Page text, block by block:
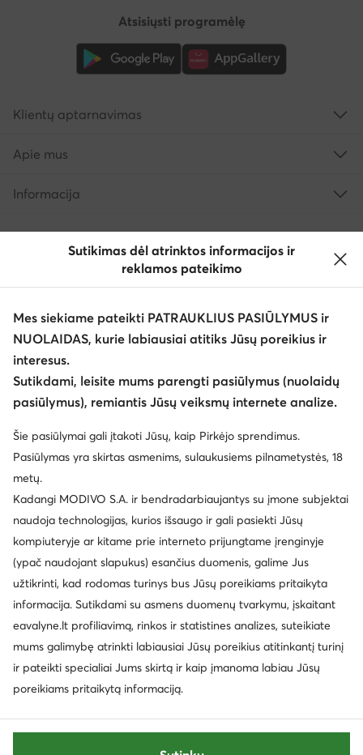
Atsisiųsti programėlę
Klientų aptarnavimas
Apie mus
Informacija
© eavalyne.lt 2026
Taisyklės
Pakeisti nustatymus
Privatumo politika
Duomenų apsauga
Sutikimas dėl atrinktos informacijos ir
reklamos pateikimo
Mes siekiame pateikti PATRAUKLIUS PASIŪLYMUS ir
NUOLAIDAS, kurie labiausiai atitiks Jūsų poreikius ir
interesus.
Sutikdami, leisite mums parengti pasiūlymus (nuolaidų
pasiūlymus), remiantis Jūsų veiksmų internete analize.
Šie pasiūlymai gali įtakoti Jūsų, kaip Pirkėjo sprendimus.
Pasiūlymas yra skirtas asmenims, sulaukusiems pilnametystės, 18
metų.
Kadangi MODIVO S.A. ir bendradarbiaujantys su įmone subjektai
naudoja technologijas, kurios išsaugo ir gali pasiekti Jūsų
kompiuteryje ar kitame prie interneto prijungtame įrenginyje
(ypač naudojant slapukus) esančius duomenis, galime Jus
užtikrinti, kad rodomas turinys bus Jūsų poreikiams pritaikyta
informacija. Sutikdami su asmens duomenų tvarkymu, įskaitant
eavalyne.lt profiliavimą, rinkos ir statistines analizes, suteikiate
mums galimybę atrinkti labiausiai Jūsų poreikius atitinkantį turinį
ir pateikti specialiai Jums skirtą ir kaip įmanoma labiau Jūsų
poreikiams pritaikytą informaciją.